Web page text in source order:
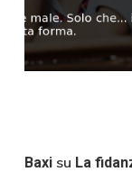
Baxisu La